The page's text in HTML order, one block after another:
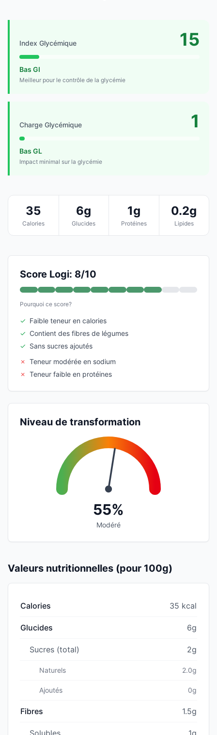
Index Glycémique 15
Bas GI
Meilleur pour le contrôle de la glycémie
Charge Glycémique 1
Bas GL
Impact minimal sur la glycémie
35
Calories
6g
Glucides
1g
Protéines
0.2g
Lipides
Score Logi: 8/10
Pourquoi ce score?
✓ Faible teneur en calories
✓ Contient des fibres de légumes
✓ Sans sucres ajoutés
✗ Teneur modérée en sodium
✗ Teneur faible en protéines
Niveau de transformation
55%
Modéré
Valeurs nutritionnelles (pour 100g)
Calories 35 kcal
Glucides 6g
Sucres (total) 2g
Naturels 2.0g
Ajoutés 0g
Fibres 1.5g
Solubles 1g